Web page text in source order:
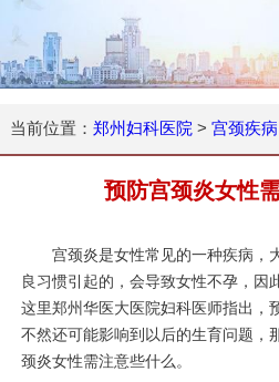
当前位置： 郑州妇科医院 > 宫颈疾病
预防宫颈炎女性
宫颈炎是女性常见的一种疾病，
良习惯引起的，会导致女性不孕，因
这里郑州华医大医院妇科医师指出，
不然还可能影响到以后的生育问题，
颈炎女性需注意些什么。